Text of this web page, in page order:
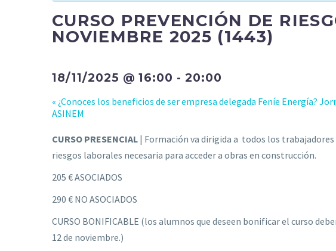
CURSO PREVENCIÓN DE
NOVIEMBRE 2025 (1443)
18/11/2025 @ 16:00 -20:00
« ¿Conoces los beneficios de ser empresa delegada Feníe Energía?
ASINEM
CURSO PRESENCIAL | Formación va dirigida a todos los
riesgos laborales necesaria para acceder a obras en construcción.
205 € ASOCIADOS
290 € NO ASOCIADOS
CURSO BONIFICABLE (los alumnos que deseen bonificar el curso
12 de noviembre.)